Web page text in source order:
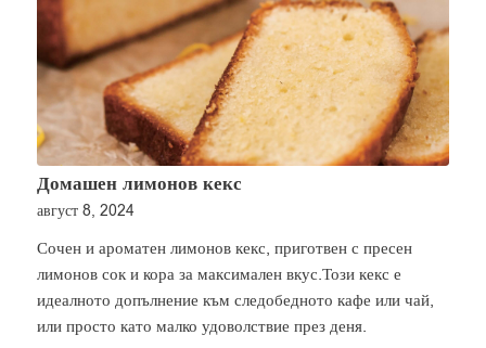
Домашен лимонов кекс
август 8, 2024
Сочен и ароматен лимонов кекс, приготвен с пресен
лимонов сок и кора за максимален вкус.Този кекс е
идеалното допълнение към следобедното кафе или чай,
или просто като малко удоволствие през деня.